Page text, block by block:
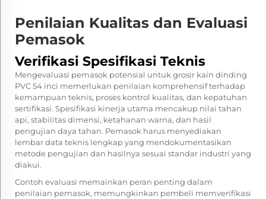
Penilaian Kualitas dan Evaluasi
Pemasok
Verifikasi Spesifikasi Teknis
Mengevaluasi pemasok potensial untuk grosir kain dinding
PVC 54 inci memerlukan penilaian komprehensif terhadap
kemampuan teknis, proses kontrol kualitas, dan kepatuhan
sertifikasi. Spesifikasi kinerja utama mencakup nilai tahan
api, stabilitas dimensi, ketahanan warna, dan hasil
pengujian daya tahan. Pemasok harus menyediakan
lembar data teknis lengkap yang mendokumentasikan
metode pengujian dan hasilnya sesuai standar industri yang
diakui.
Contoh evaluasi memainkan peran penting dalam
penilaian pemasok, memungkinkan pembeli memverifikasi